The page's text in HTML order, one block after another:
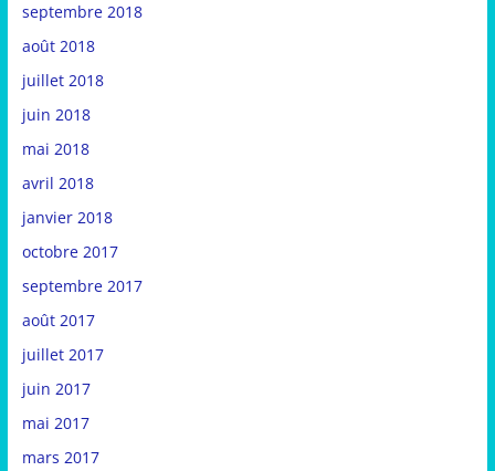
septembre 2018
août 2018
juillet 2018
juin 2018
mai 2018
avril 2018
janvier 2018
octobre 2017
septembre 2017
août 2017
juillet 2017
juin 2017
mai 2017
mars 2017